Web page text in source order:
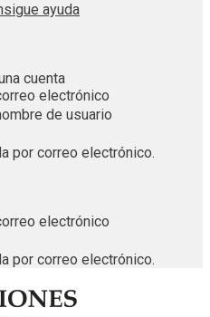
ayuda
cuenta
electrónico
de usuario
por correo electrónico.
electrónico
por correo electrónico.